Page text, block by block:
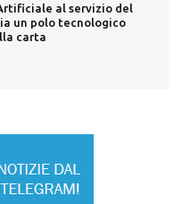
al servizio del
un polo tecnologico
carta